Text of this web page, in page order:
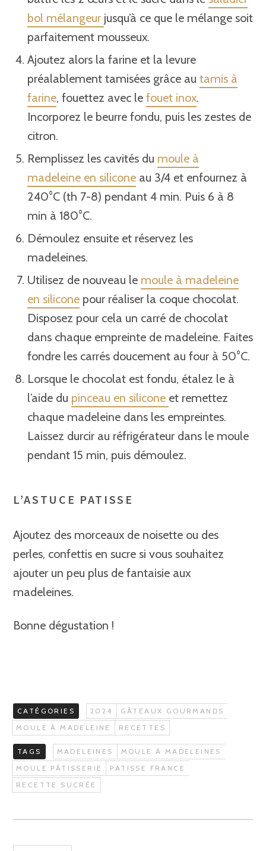
bol mélangeur jusqu’à ce que le mélange soit
parfaitement mousseux.
Ajoutez alors la farine et la levure
préalablement tamisées grâce au tamis à
farine, fouettez avec le fouet inox.
Incorporez le beurre fondu, puis les zestes de
citron.
Remplissez les cavités du moule à
madeleine en silicone au 3/4 et enfournez à
240°C (th 7-8) pendant 4 min. Puis 6 à 8
min à 180°C.
Démoulez ensuite et réservez les
madeleines.
Utilisez de nouveau le moule à madeleine
en silicone pour réaliser la coque chocolat.
Disposez pour cela un carré de chocolat
dans chaque empreinte de madeleine. Faites
fondre les carrés doucement au four à 50°C.
Lorsque le chocolat est fondu, étalez le à
l’aide du pinceau en silicone et remettez
chaque madeleine dans les empreintes.
Laissez durcir au réfrigérateur dans le moule
pendant 15 min, puis démoulez.
L’ASTUCE PATISSE
Ajoutez des morceaux de noisette ou des
perles, confettis en sucre si vous souhaitez
ajouter un peu plus de fantaisie aux
madeleines.
Bonne dégustation !
CATÉGORIES 2024
GÂTEAUX GOURMANDS
MOULE À MADELEINE
RECETTES
TAGS MADELEINES
MOULE À MADELEINES
MOULE PÂTISSERIE
PATISSE FRANCE
RECETTE SUCRÉE